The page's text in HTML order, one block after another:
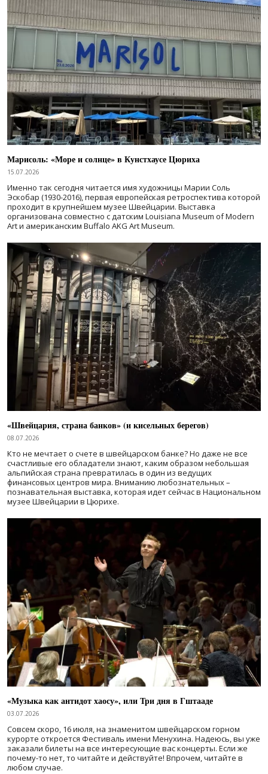
Марисоль: «Море и солнце» в Кунстхаусе Цюриха
15.07.2026
Именно так сегодня читается имя художницы Марии Соль
Эскобар (1930-2016), первая европейская ретроспектива которой
проходит в крупнейшем музее Швейцарии. Выставка
организована совместно с датским Louisiana Museum of Modern
Art и американским Buffalo AKG Art Museum.
«Швейцария, страна банков» (и кисельных берегов)
08.07.2026
Кто не мечтает о счете в швейцарском банке? Но даже не все
счастливые его обладатели знают, каким образом небольшая
альпийская страна превратилась в один из ведущих
финансовых центров мира. Вниманию любознательных –
познавательная выставка, которая идет сейчас в Национальном
музее Швейцарии в Цюрихе.
«Музыка как антидот хаосу», или Три дня в Гштааде
03.07.2026
Совсем скоро, 16 июля, на знаменитом швейцарском горном
курорте откроется Фестиваль имени Менухина. Надеюсь, вы уже
заказали билеты на все интересующие вас концерты. Если же
почему-то нет, то читайте и действуйте! Впрочем, читайте в
любом случае.